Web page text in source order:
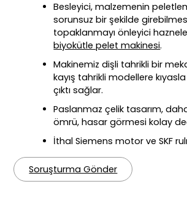
Besleyici, malzemenin
sorunsuz bir şekilde
topaklanmayı önleyici
biyokütle pelet makinesi.
Makinemiz dişli tahrikli bir
kayış tahrikli modellere
çıktı sağlar.
Paslanmaz çelik tasarım,
ömrü, hasar görmesi kolay
İthal Siemens motor ve SKF
Soruşturma Gönder